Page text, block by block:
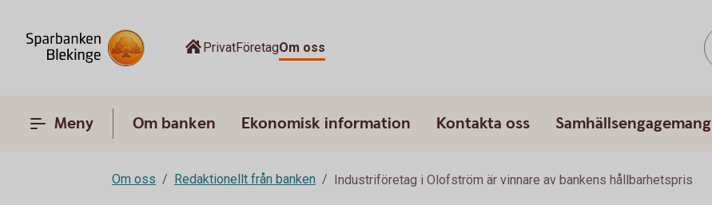
PrivatFöretagOm oss
Meny Om banken Ekonomisk information Kontakta oss Samhällsengagemang
Om oss Redaktionellt från banken Industriföretag i Olofström är vinnare av bankens hållbarhetspris